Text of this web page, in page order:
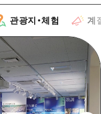
관광지・체험 계